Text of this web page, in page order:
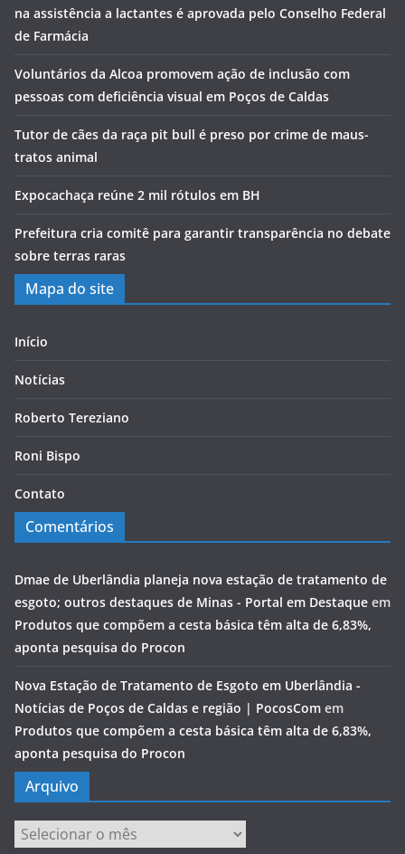
na assistência a lactantes é aprovada pelo Conselho Federal
de Farmácia
Voluntários da Alcoa promovem ação de inclusão com
pessoas com deficiência visual em Poços de Caldas
Tutor de cães da raça pit bull é preso por crime de maus-
tratos animal
Expocachaça reúne 2 mil rótulos em BH
Prefeitura cria comitê para garantir transparência no debate
sobre terras raras
Mapa do site
Início
Notícias
Roberto Tereziano
Roni Bispo
Contato
Comentários
Dmae de Uberlândia planeja nova estação de tratamento de
esgoto; outros destaques de Minas - Portal em Destaque em
Produtos que compõem a cesta básica têm alta de 6,83%,
aponta pesquisa do Procon
Nova Estação de Tratamento de Esgoto em Uberlândia -
Notícias de Poços de Caldas e região | PocosCom em
Produtos que compõem a cesta básica têm alta de 6,83%,
aponta pesquisa do Procon
Arquivo
Arquivo